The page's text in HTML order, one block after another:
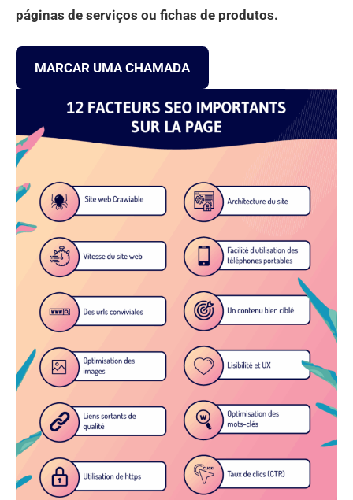
páginas de serviços ou fichas de produtos.
MARCAR UMA CHAMADA